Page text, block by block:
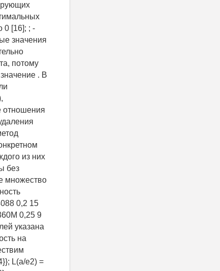
0 [16]; ; -
значения
потому
. В
отношения
из них
без
множество
0,2 15
0,25 9
указана
на
L(a/e2) =